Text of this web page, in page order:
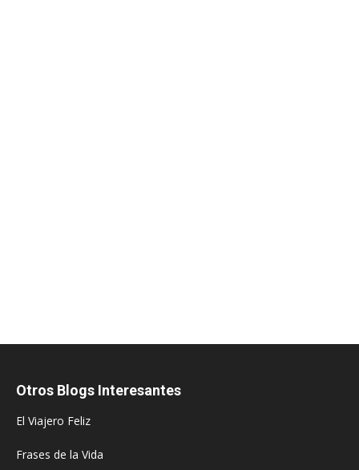
Otros Blogs Interesantes
El Viajero Feliz
Frases de la Vida